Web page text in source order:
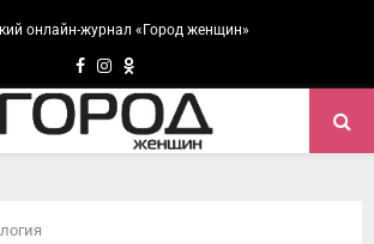
онлайн-журнал «Город женщин»